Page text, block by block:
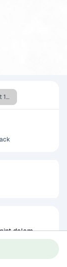
Rasa Mint 1 pack
dalam
jual otomatis.
merek